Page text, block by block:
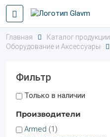
Главная Каталог продукции
Оборудование и Аксессуары
Фильтр
Только в наличии
Производители
Armed (1)